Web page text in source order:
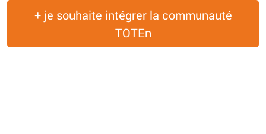
+ je souhaite intégrer la communauté
TOTEn